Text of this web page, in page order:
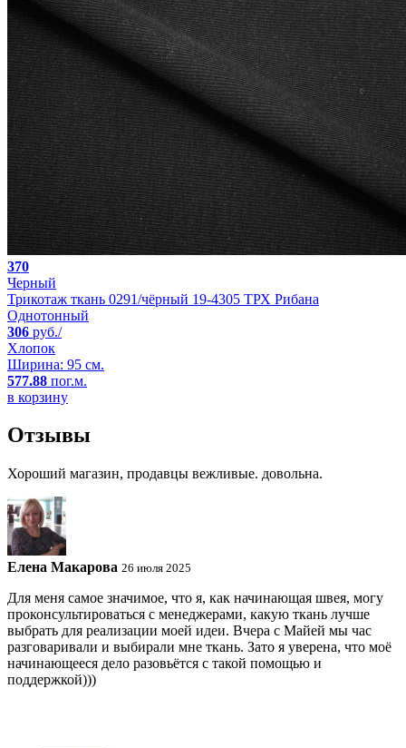
370
Черный
Трикотаж ткань 0291/чёрный 19-4305 ТРХ Рибана
Однотонный
306 руб./
Хлопок
Ширина: 95 см.
577.88 пог.м.
в корзину
Отзывы
Хороший магазин, продавцы вежливые. довольна.
Елена Макарова 26 июля 2025
Для меня самое значимое, что я, как начинающая швея, могу
проконсультироваться с менеджерами, какую ткань лучше
выбрать для реализации моей идеи. Вчера с Майей мы час
разговаривали и выбирали мне ткань. Зато я уверена, что моё
начинающееся дело разовьётся с такой помощью и
поддержкой)))